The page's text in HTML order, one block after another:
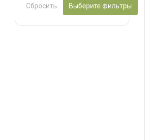
Сбросить Выберите фильтры